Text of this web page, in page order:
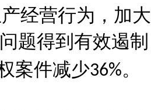
经营行为，加
题得到有效遏
案件减少36%。